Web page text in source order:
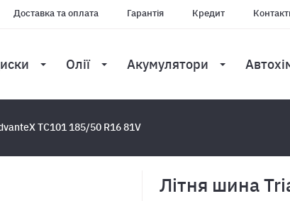
Доставка та оплата Гарантія Кредит
Олії Акумулятори
TC101 185/50 R16 81V
Лiтня шина